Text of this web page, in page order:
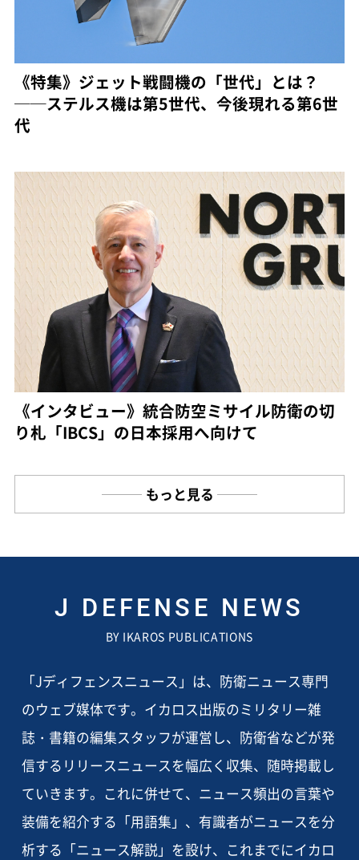
《特集》ジェット戦闘機の「世代」とは？
──ステルス機は第5世代、今後現れる第6世
代
《インタビュー》統合防空ミサイル防衛の切
り札「IBCS」の日本採用へ向けて
もっと見る
J DEFENSE NEWS
BY IKAROS PUBLICATIONS
「Jディフェンスニュース」は、防衛ニュース専門
のウェブ媒体です。イカロス出版のミリタリー雑
誌・書籍の編集スタッフが運営し、防衛省などが発
信するリリースニュースを幅広く収集、随時掲載し
ていきます。これに併せて、ニュース頻出の言葉や
装備を紹介する「用語集」、有識者がニュースを分
析する「ニュース解説」を設け、これまでにイカロ